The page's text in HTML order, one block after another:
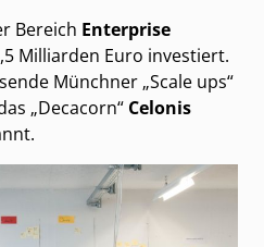
Bereich Enterprise
Milliarden Euro investiert.
Münchner „Scale ups“
„Decacorn“ Celonis